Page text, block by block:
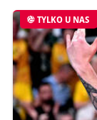
TYLKO U NAS